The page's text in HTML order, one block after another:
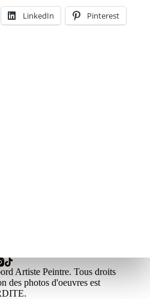
LinkedIn Pinterest
Artiste Peintre. Tous droits
des photos d'oeuvres est